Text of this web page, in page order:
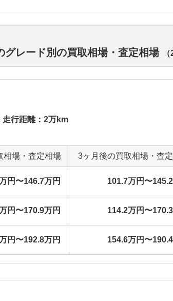
レード別の買取相場・査定相場 （
走行距離：2万km
相場・査定相場 3ヶ月後の買取相場・査
円〜146.7万円 101.7万円〜
円〜170.9万円 114.2万円〜
円〜192.8万円 154.6万円〜